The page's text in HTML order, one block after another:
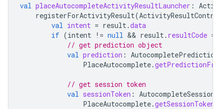
val placeAutocompleteActivityResultLauncher :
registerForActivityResult(
val intent = result .data
if (intent != null && result . resultCode ==
// get prediction object
val prediction :
PlaceAutocomplete.
// get session token
val sessionToken :
PlaceAutocomplete.